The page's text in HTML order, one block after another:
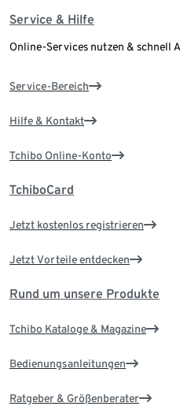
Service & Hilfe
Online-Services nutzen & schnell
Service-Bereich
Hilfe & Kontakt
Tchibo Online-Konto
TchiboCard
Jetzt kostenlos registrieren
Jetzt Vorteile entdecken
Rund um unsere Produkte
Tchibo Kataloge & Magazine
Bedienungsanleitungen
Ratgeber & Größenberater